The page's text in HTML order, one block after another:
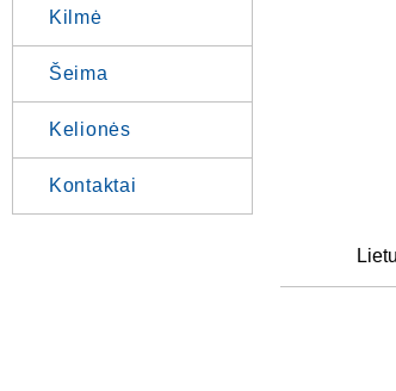
Kilmė
Šeima
Kelionės
Kontaktai